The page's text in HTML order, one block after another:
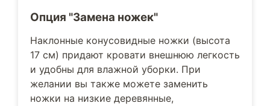
Опция "Замена ножек"
Наклонные конусовидные ножки (высота
17 см) придают кровати внешнюю легкость
и удобны для влажной уборки. При
желании вы также можете заменить
ножки на низкие деревянные,